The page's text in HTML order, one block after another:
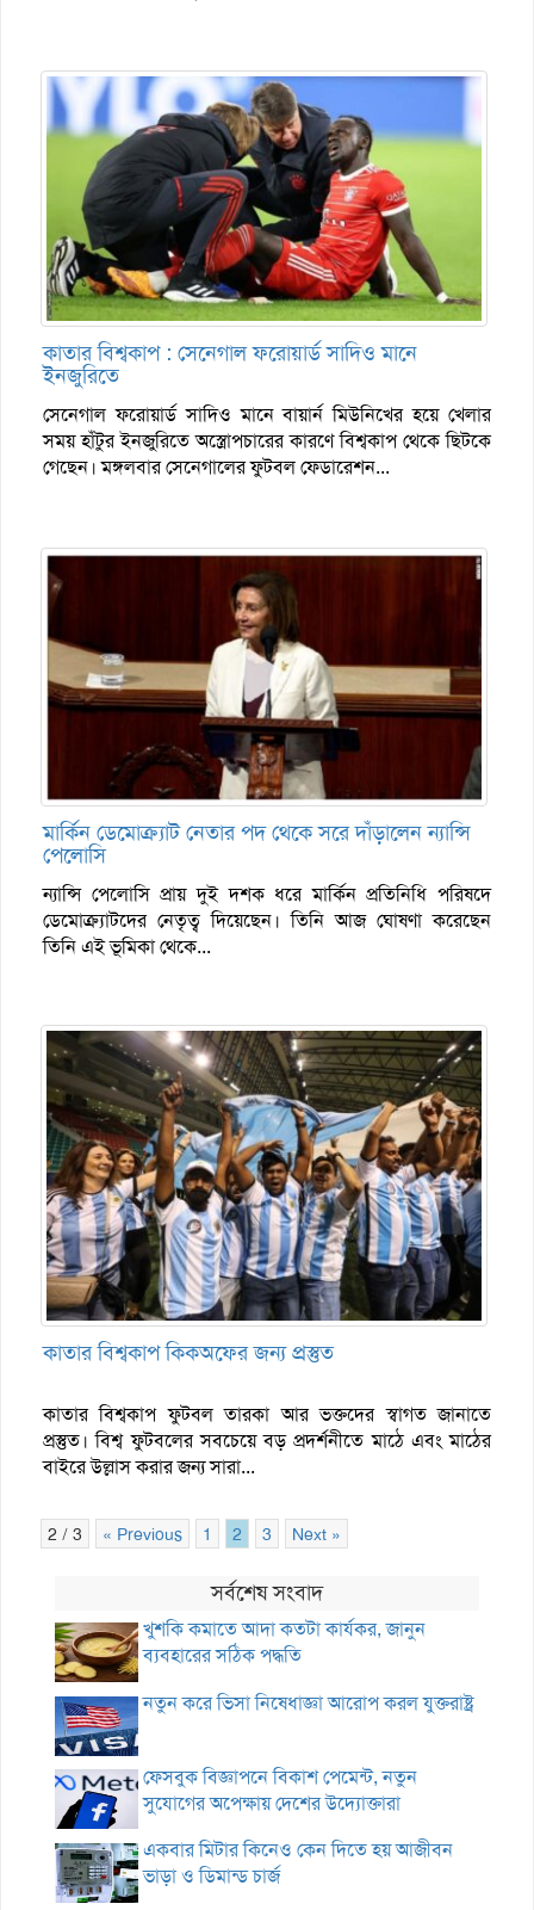
কাতার বিশ্বকাপ : সেনেগাল ফরোয়ার্ড সাদিও মানে
ইনজুরিতে
সেনেগাল ফরোয়ার্ড সাদিও মানে বায়ার্ন মিউনিখের হয়ে খেলার
সময় হাঁটুর ইনজুরিতে অস্ত্রোপচারের কারণে বিশ্বকাপ থেকে ছিটকে
গেছেন। মঙ্গলবার সেনেগালের ফুটবল ফেডারেশন...
মার্কিন ডেমোক্র্যাট নেতার পদ থেকে সরে দাঁড়ালেন ন্যান্সি
পেলোসি
ন্যান্সি পেলোসি প্রায় দুই দশক ধরে মার্কিন প্রতিনিধি পরিষদে
ডেমোক্র্যাটদের নেতৃত্ব দিয়েছেন। তিনি আজ ঘোষণা করেছেন
তিনি এই ভূমিকা থেকে...
কাতার বিশ্বকাপ কিকঅফের জন্য প্রস্তুত
কাতার বিশ্বকাপ ফুটবল তারকা আর ভক্তদের স্বাগত জানাতে
প্রস্তুত। বিশ্ব ফুটবলের সবচেয়ে বড় প্রদর্শনীতে মাঠে এবং মাঠের
বাইরে উল্লাস করার জন্য সারা...
2 / 3 « Previous 1 2 3 Next »
সর্বশেষ সংবাদ
খুশকি কমাতে আদা কতটা কার্যকর, জানুন
ব্যবহারের সঠিক পদ্ধতি
নতুন করে ভিসা নিষেধাজ্ঞা আরোপ করল যুক্তরাষ্ট্র
ফেসবুক বিজ্ঞাপনে বিকাশ পেমেন্ট, নতুন
সুযোগের অপেক্ষায় দেশের উদ্যোক্তারা
একবার মিটার কিনেও কেন দিতে হয় আজীবন
ভাড়া ও ডিমান্ড চার্জ